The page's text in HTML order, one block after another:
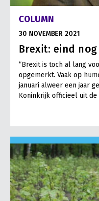
COLUMN
30 NOVEMBER 2021
Brexit: eind
“Brexit is toch al lang
opgemerkt. Vaak op
januari alweer een jaar
Koninkrijk officieel uit de